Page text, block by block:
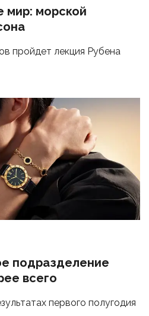
мир: морской
пройдет лекция Рубена
подразделение
всего
первого полугодия